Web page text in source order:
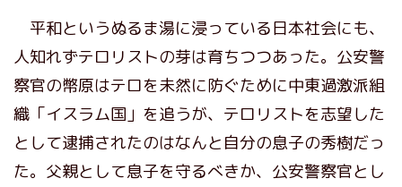
平和というぬるま湯に浸っている日本社会にも、
人知れずテロリストの芽は育ちつつあった。公安警
察官の幣原はテロを未然に防ぐために中東過激派組
織「イスラム国」を追うが、テロリストを志望した
として逮捕されたのはなんと自分の息子の秀樹だっ
た。父親として息子を守るべきか、公安警察官とし